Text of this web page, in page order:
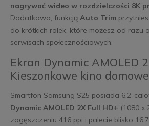
nagrywać wideo w rozdzielczości 8K
Dodatkowo, funkcją Auto Trim
do krótkich rolek, które możesz od razu
serwisach społecznościowych.
Ekran Dynamic AMOLED
Kieszonkowe kino domowe
Smartfon Samsung S25 posiada 6,2-
Dynamic AMOLED 2X Full HD+ (1080 x
zagęszczeniu 416 ppi i palecie blisko